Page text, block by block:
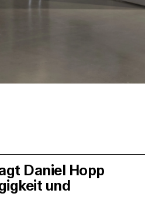
Daniel Hopp
und